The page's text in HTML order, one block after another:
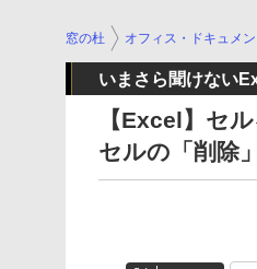
窓の杜 オフィス・ドキュメン
いまさら聞けない
【Excel】セ
セルの「削除